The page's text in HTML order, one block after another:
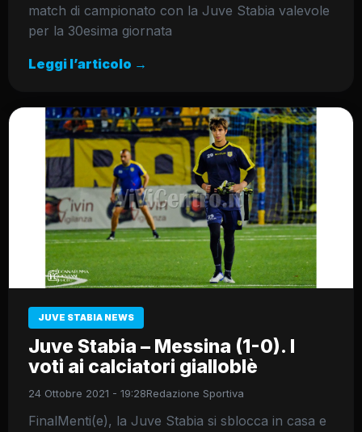
match di campionato con la Juve Stabia valevole
per la 30esima giornata
Leggi l’articolo →
JUVE STABIA NEWS
Juve Stabia – Messina (1-0). I
voti ai calciatori gialloblè
24 Ottobre 2021 - 19:28Redazione Sportiva
FinalMenti(e), la Juve Stabia si sblocca in casa e